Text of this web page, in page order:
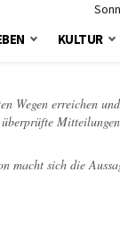
KULTUR
Wegen erreichen
sich die